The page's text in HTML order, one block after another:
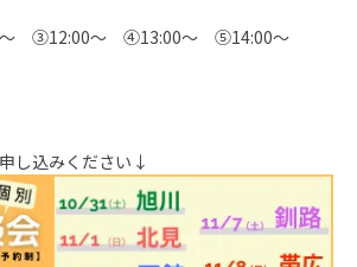
～ ③12:00～ ④13:00～ ⑤14:00～
申し込みください↓